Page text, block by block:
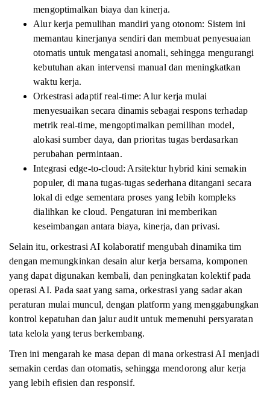
mengoptimalkan biaya dan kinerja.
Alur kerja pemulihan mandiri yang otonom: Sistem ini
memantau kinerjanya sendiri dan membuat penyesuaian
otomatis untuk mengatasi anomali, sehingga mengurangi
kebutuhan akan intervensi manual dan meningkatkan
waktu kerja.
Orkestrasi adaptif real-time: Alur kerja mulai
menyesuaikan secara dinamis sebagai respons terhadap
metrik real-time, mengoptimalkan pemilihan model,
alokasi sumber daya, dan prioritas tugas berdasarkan
perubahan permintaan.
Integrasi edge-to-cloud: Arsitektur hybrid kini semakin
populer, di mana tugas-tugas sederhana ditangani secara
lokal di edge sementara proses yang lebih kompleks
dialihkan ke cloud. Pengaturan ini memberikan
keseimbangan antara biaya, kinerja, dan privasi.
Selain itu, orkestrasi AI kolaboratif mengubah dinamika tim
dengan memungkinkan desain alur kerja bersama, komponen
yang dapat digunakan kembali, dan peningkatan kolektif pada
operasi AI. Pada saat yang sama, orkestrasi yang sadar akan
peraturan mulai muncul, dengan platform yang menggabungkan
kontrol kepatuhan dan jalur audit untuk memenuhi persyaratan
tata kelola yang terus berkembang.
Tren ini mengarah ke masa depan di mana orkestrasi AI menjadi
semakin cerdas dan otomatis, sehingga mendorong alur kerja
yang lebih efisien dan responsif.